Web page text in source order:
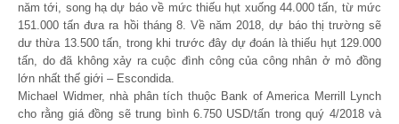
năm tới, song hạ dự báo về mức thiếu hụt xuống 44.000 tấn, từ mức
151.000 tấn đưa ra hồi tháng 8. Về năm 2018, dự báo thị trường sẽ
dư thừa 13.500 tấn, trong khi trước đây dự đoán là thiếu hụt 129.000
tấn, do đã không xảy ra cuộc đình công của công nhân ở mỏ đồng
lớn nhất thế giới – Escondida.
Michael Widmer, nhà phân tích thuộc Bank of America Merrill Lynch
cho rằng giá đồng sẽ trung bình 6.750 USD/tấn trong quý 4/2018 và